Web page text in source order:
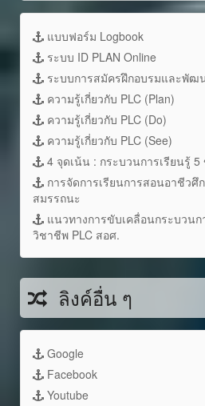
แบบฟอร์ม Logbook
ระบบ ID PLAN Online
ระบบการสมัครฝึกอบรมและพัฒ
ความรู้เกี่ยวกับ PLC (Plan)
ความรู้เกี่ยวกับ PLC (Do)
ความรู้เกี่ยวกับ PLC (See)
4 จุดเน้น : กระบวนการเรียนรู้
การจัดการเรียนการสอนอาชีว
สมรรถนะ
แนวทางการขับเคลื่อนกระบวน
วิชาชีพ PLC สอศ.
ลิงค์อื่น ๆ
Google
Facebook
Youtube